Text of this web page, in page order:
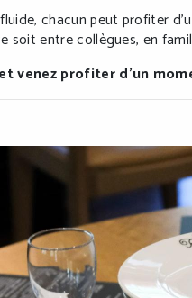
chacun peut profiter
soit entre collègues, en
venez profiter d’un